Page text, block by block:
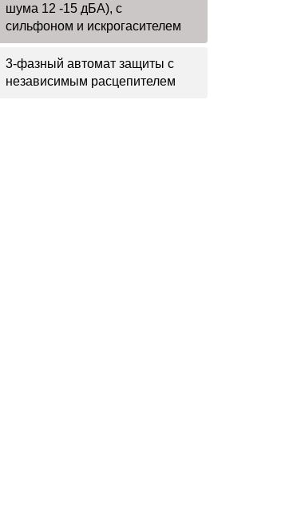
шума 12 -15 дБА), с
сильфоном и искрогасителем
3-фазный автомат защиты с
независимым расцепителем